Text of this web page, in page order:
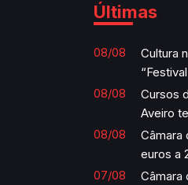
Últimas
08/08
Cultura
à
08/08
Cursos
Aveiro
cadeira
08/08
Câmara
euros a
07/08
Câmara